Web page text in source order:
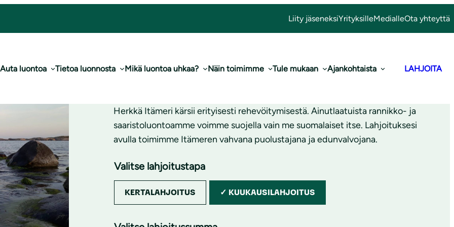
Liity jäseneksiYrityksilleMedialleOta yhteyttä
Auta luontoa Tietoa luonnosta Mikä luontoa uhkaa? Näin toimimme Tule mukaan Ajankohtaista LAHJOITA
Lahjoita Itämerelle
Herkkä Itämeri kärsii erityisesti rehevöitymisestä. Ainutlaatuista rannikko- ja
saaristoluontoamme voimme suojella vain me suomalaiset itse. Lahjoituksesi
avulla toimimme Itämeren vahvana puolustajana ja edunvalvojana.
Valitse lahjoitustapa
KERTALAHJOITUS KUUKAUSILAHJOITUS